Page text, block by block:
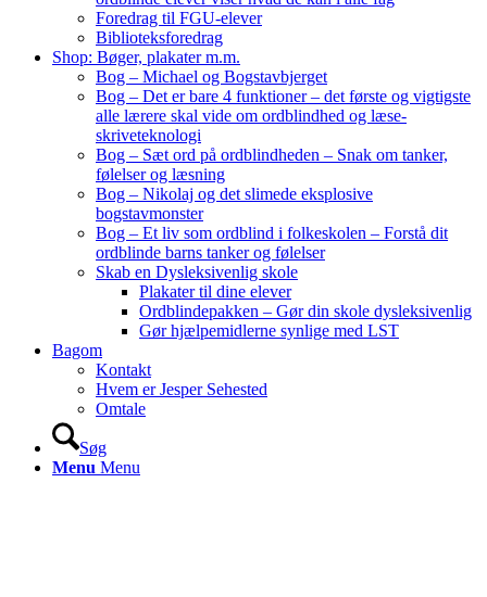
Foredrag til FGU-elever
Biblioteksforedrag
Shop: Bøger, plakater m.m.
Bog – Michael og Bogstavbjerget
Bog – Det er bare 4 funktioner – det første og vigtigste
alle lærere skal vide om ordblindhed og læse-
skriveteknologi
Bog – Sæt ord på ordblindheden – Snak om tanker,
følelser og læsning
Bog – Nikolaj og det slimede eksplosive
bogstavmonster
Bog – Et liv som ordblind i folkeskolen – Forstå dit
ordblinde barns tanker og følelser
Skab en Dysleksivenlig skole
Plakater til dine elever
Ordblindepakken – Gør din skole dysleksivenlig
Gør hjælpemidlerne synlige med LST
Bagom
Kontakt
Hvem er Jesper Sehested
Omtale
Søg
Menu Menu